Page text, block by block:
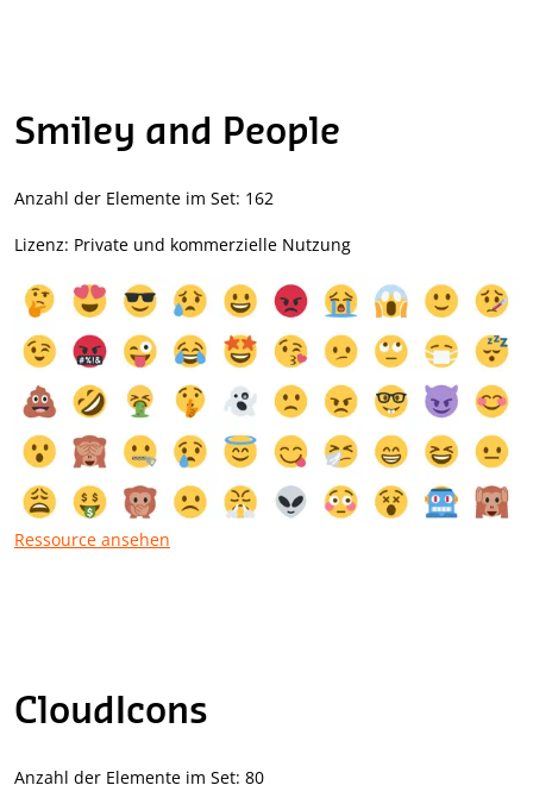
Smiley and People
Anzahl der Elemente im Set: 162
Lizenz: Private und kommerzielle Nutzung
Ressource ansehen
CloudIcons
Anzahl der Elemente im Set: 80